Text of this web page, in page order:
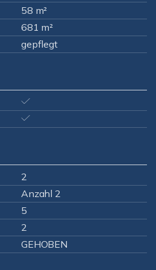
58 m²
681 m²
gepflegt
2
Anzahl 2
5
2
GEHOBEN